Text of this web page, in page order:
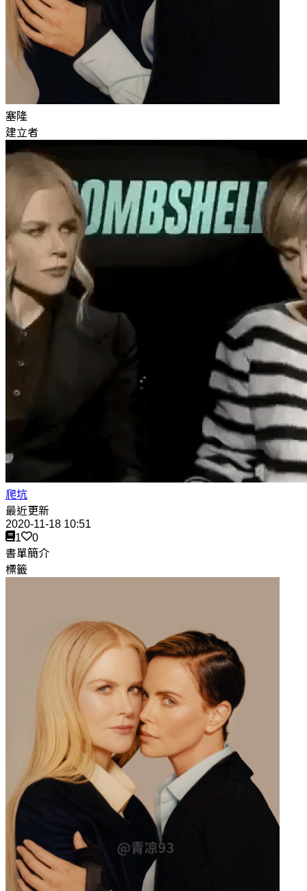
塞隆
建立者
爬坑
最近更新
2020-11-18 10:51
1
0
書單簡介
標籤